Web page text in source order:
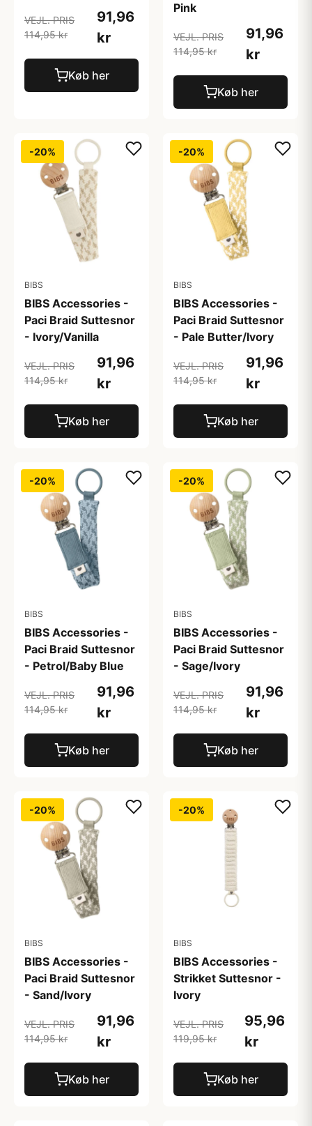
VEJL. PRIS
114,95 kr
91,96
kr
Køb her
Pink
VEJL. PRIS
114,95 kr
91,96
kr
Køb her
-20%
BIBS
BIBS Accessories -
Paci Braid Suttesnor
- Ivory/Vanilla
VEJL. PRIS
114,95 kr
91,96
kr
Køb her
-20%
BIBS
BIBS Accessories -
Paci Braid Suttesnor
- Pale Butter/Ivory
VEJL. PRIS
114,95 kr
91,96
kr
Køb her
-20%
BIBS
BIBS Accessories -
Paci Braid Suttesnor
- Petrol/Baby Blue
VEJL. PRIS
114,95 kr
91,96
kr
Køb her
-20%
BIBS
BIBS Accessories -
Paci Braid Suttesnor
- Sage/Ivory
VEJL. PRIS
114,95 kr
91,96
kr
Køb her
-20%
BIBS
BIBS Accessories -
Paci Braid Suttesnor
- Sand/Ivory
VEJL. PRIS
114,95 kr
91,96
kr
Køb her
-20%
BIBS
BIBS Accessories -
Strikket Suttesnor -
Ivory
VEJL. PRIS
119,95 kr
95,96
kr
Køb her